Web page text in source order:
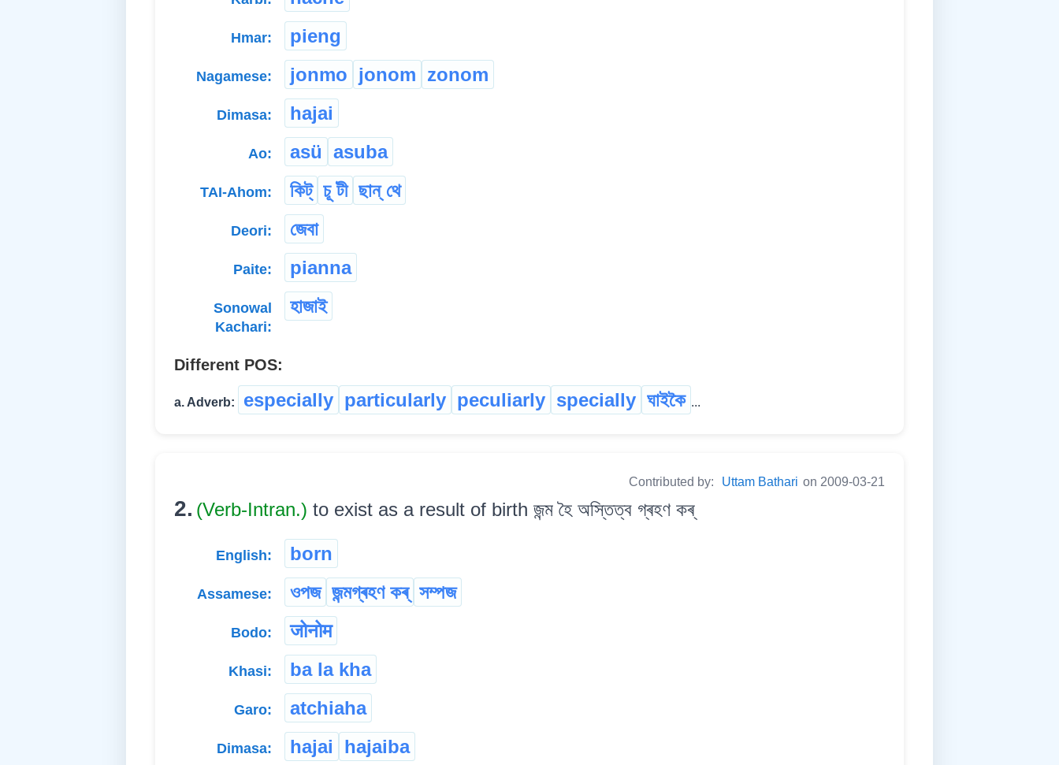
Hmar: pieng
Nagamese: jonmo jonom zonom
Dimasa: hajai
Ao: asü asuba
TAI-Ahom: কিট্ চূ টী ছান্ থে
Deori: জেবা
Paite: pianna
Sonowal
Kachari:
হাজাই
Different POS:
a. Adverb: especially particularly peculiarly specially ঘাইকৈ ...
Contributed by: Uttam Bathari on 2009-03-21
2. (Verb-Intran.) to exist as a result of birth জন্ম হৈ অস্তিত্ব গ্ৰহণ কৰ্
English: born
Assamese: ওপজ জন্মগ্ৰহণ কৰ্ সম্পজ
Bodo: जोनोम
Khasi: ba la kha
Garo: atchiaha
Dimasa: hajai hajaiba